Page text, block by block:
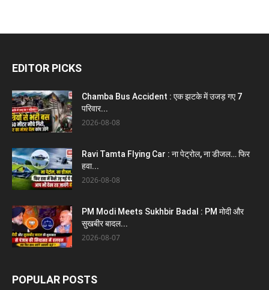
EDITOR PICKS
Chamba Bus Accident : एक झटके में उजड़ गए 7
परिवार...
2026-08-08
Ravi Tamta Flying Car : ना पेट्रोल, ना डीजल… फिर
हवा...
2026-08-08
PM Modi Meets Sukhbir Badal : PM मोदी और
सुखबीर बादल...
2026-08-07
POPULAR POSTS